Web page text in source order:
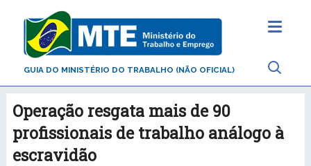
GUIA DO MINISTÉRIO DO TRABALHO (NÃO OFICIAL)
Operação resgata mais de 90
profissionais de trabalho análogo à
escravidão